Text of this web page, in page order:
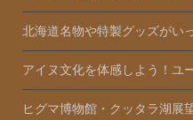
北海道名物や特製グッズがい
アイヌ文化を体感しよう！ユ
ヒグマ博物館・クッタラ湖展